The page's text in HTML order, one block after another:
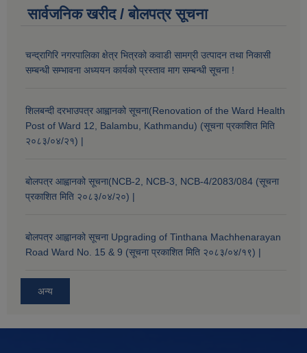
सार्वजनिक खरीद / बोलपत्र सूचना
चन्द्रागिरि नगरपालिका क्षेत्र भित्रको कवाडी सामग्री उत्पादन तथा निकासी
सम्बन्धी सम्भावना अध्ययन कार्यको प्रस्ताव माग सम्बन्धी सूचना !
शिलबन्दी दरभाउपत्र आह्वानको सूचना(Renovation of the Ward Health
Post of Ward 12, Balambu, Kathmandu) (सूचना प्रकाशित मिति
२०८३/०४/२१) |
बोलपत्र आह्वानको सूचना(NCB-2, NCB-3, NCB-4/2083/084 (सूचना
प्रकाशित मिति २०८३/०४/२०) |
बोलपत्र आह्वानको सूचना Upgrading of Tinthana Machhenarayan
Road Ward No. 15 & 9 (सूचना प्रकाशित मिति २०८३/०४/१९) |
अन्य